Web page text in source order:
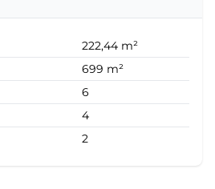
222,44 m²
699 m²
6
4
2